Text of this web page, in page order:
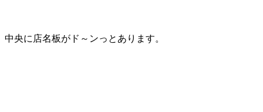
中央に店名板がド～ンっとあります。